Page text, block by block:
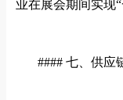
业在展会期间实现
#### 七、供应